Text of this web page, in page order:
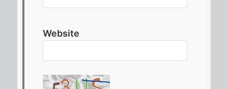
Website